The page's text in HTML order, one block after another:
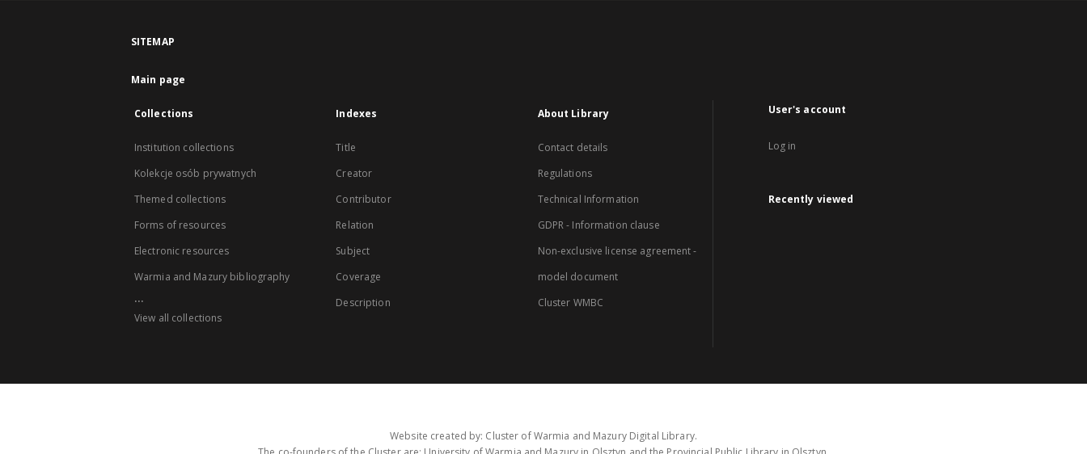
SITEMAP
Main page
Collections
Institution collections
Kolekcje osób prywatnych
Themed collections
Forms of resources
Electronic resources
Warmia and Mazury bibliography
...
View all collections
Indexes
Title
Creator
Contributor
Relation
Subject
Coverage
Description
About Library
Contact details
Regulations
Technical Information
GDPR - Information clause
Non-exclusive license agreement -
model document
Cluster WMBC
User's account
Log in
Recently viewed
Website created by: Cluster of Warmia and Mazury Digital Library.